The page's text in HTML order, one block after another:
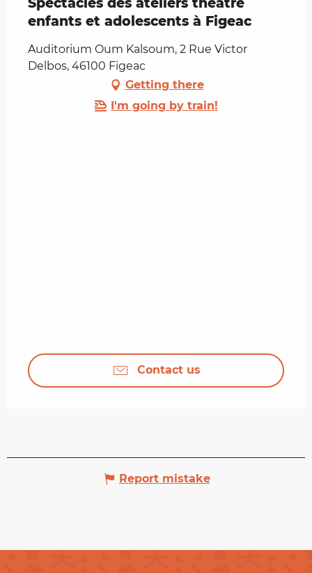
enfants et adolescents à Figeac
Auditorium Oum Kalsoum, 2 Rue Victor
Delbos, 46100 Figeac
Getting there
I'm going by train!
Contact us
Report mistake